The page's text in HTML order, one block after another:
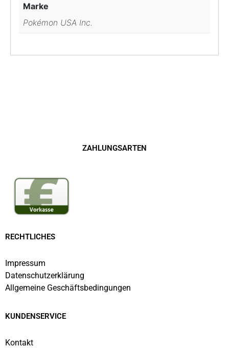
Marke
Pokémon USA Inc.
ZAHLUNGSARTEN
RECHTLICHES
Impressum
Datenschutzerklärung
Allgemeine Geschäftsbedingungen
KUNDENSERVICE
Kontakt